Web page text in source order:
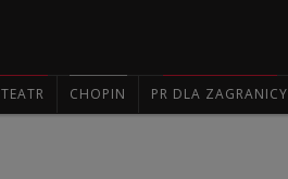
TEATR CHOPIN PR DLA ZAGRANICY